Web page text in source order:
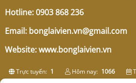
Hotline:0903 868 236
Email: bonglaivien.vn@gmail.com
Website: www.bonglaivien.vn
Trực tuyến: 1 Hôm nay: 1066